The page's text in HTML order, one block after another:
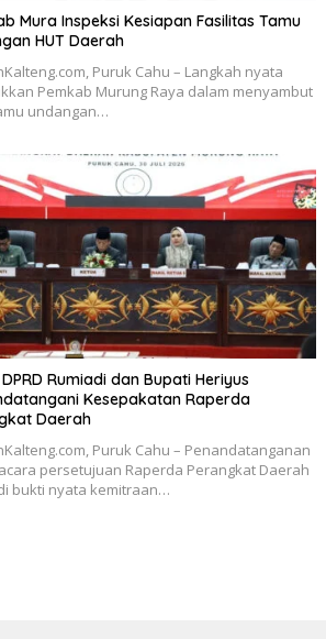
Mura Inspeksi Kesiapan Fasilitas Tamu
HUT Daerah
Puruk Cahu – Langkah nyata
Pemkab Murung Raya dalam menyambut
undangan…
Rumiadi dan Bupati Heriyus
Kesepakatan Raperda
Daerah
Puruk Cahu – Penandatanganan
persetujuan Raperda Perangkat Daerah
bukti nyata kemitraan…